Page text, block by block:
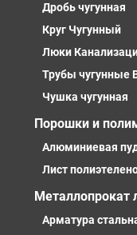
Дробь чугунная
Круг Чугунный
Люки
Трубы чугунные
Чушка чугунная
Порошки и
Алюминиевая
Лист
Арматура